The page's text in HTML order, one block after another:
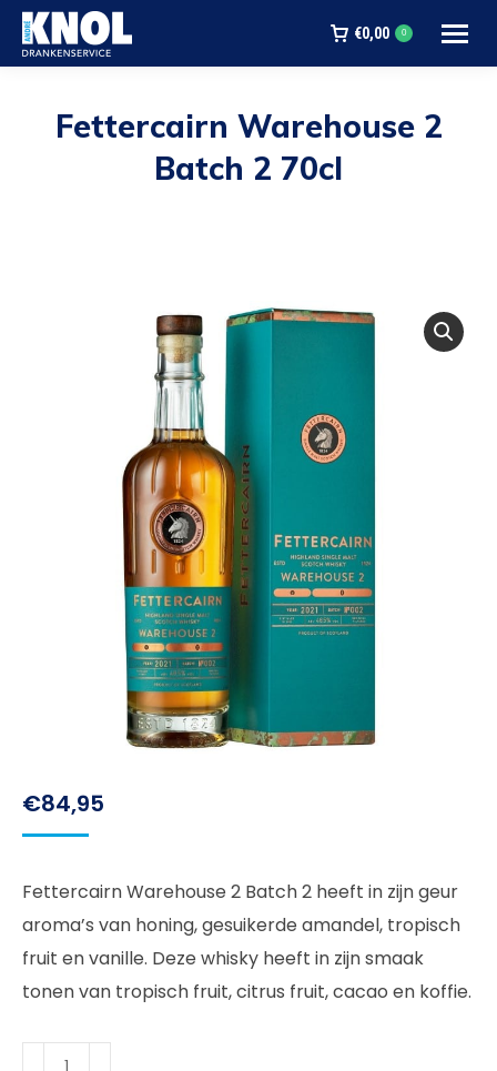
€0,00 0
Fettercairn Warehouse 2
Batch 2 70cl
€84,95
Fettercairn Warehouse 2 Batch 2 heeft in zijn geur
aroma’s van honing, gesuikerde amandel, tropisch
fruit en vanille. Deze whisky heeft in zijn smaak
tonen van tropisch fruit, citrus fruit, cacao en koffie.
Fettercairn